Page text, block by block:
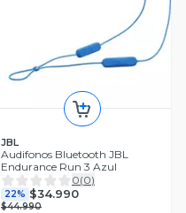
JBL
Audifonos Bluetooth JBL
Endurance Run 3 Azul
0(0)
22% $34.990
$44.990